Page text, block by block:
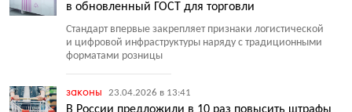
в обновленный ГОСТ для торговли
Стандарт впервые закрепляет признаки логистической
и цифровой инфраструктуры наряду с традиционными
форматами розницы
законы 23.04.2026 в 13:41